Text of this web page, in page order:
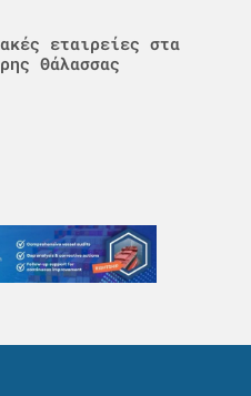
εταιρείες στα
Θάλασσας